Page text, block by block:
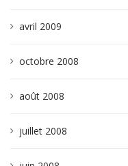
avril 2009
octobre 2008
août 2008
juillet 2008